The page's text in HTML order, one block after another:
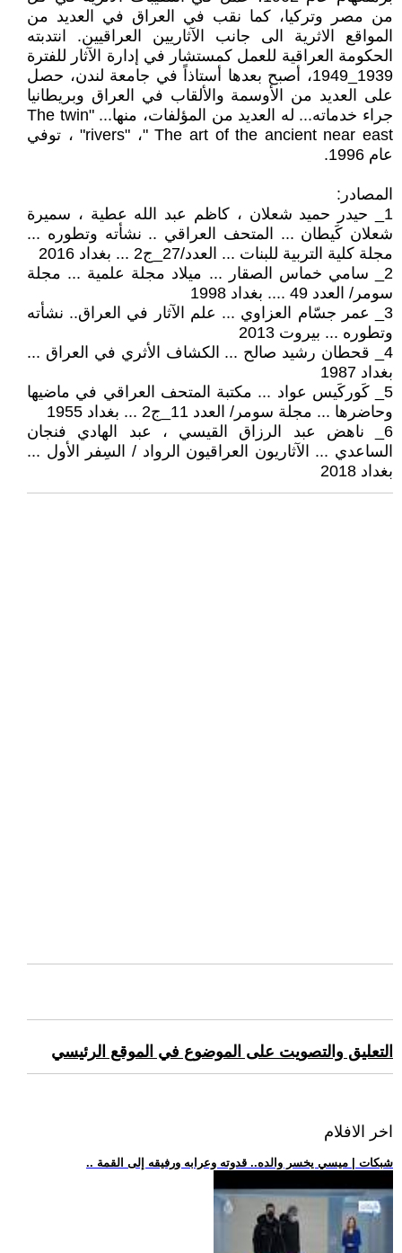
من مصر وتركيا، كما نقب في العراق في العديد من
المواقع الاثرية الى جانب الآثاريين العراقيين. انتدبته
الحكومة العراقية للعمل كمستشار في إدارة الآثار للفترة
1939_1949، أصبح بعدها أستاذاً في جامعة لندن، حصل
على العديد من الأوسمة والألقاب في العراق وبريطانيا
جراء خدماته... له العديد من المؤلفات، منها... "The twin
rivers" ،" The art of the ancient near east" ، توفي
عام 1996.
المصادر:
1_ حيدر حميد شعلان ، كاظم عبد الله عطية ، سميرة
شعلان كَيطان ... المتحف العراقي .. نشأته وتطوره ...
مجلة كلية التربية للبنات ... العدد/27_ج2 ... بغداد 2016
2_ سامي خماس الصقار ... ميلاد مجلة علمية ... مجلة
سومر/ العدد 49 .... بغداد 1998
3_ عمر جسّام العزاوي ... علم الآثار في العراق.. نشأته
وتطوره ... بيروت 2013
4_ قحطان رشيد صالح ... الكشاف الأثري في العراق ...
بغداد 1987
5_ كَوركَيس عواد ... مكتبة المتحف العراقي في ماضيها
وحاضرها ... مجلة سومر/ العدد 11_ج2 ... بغداد 1955
6_ ناهض عبد الرزاق القيسي ، عبد الهادي فنجان
الساعدي ... الآثاريون العراقيون الرواد / السِفر الأول ...
بغداد 2018
التعليق والتصويت على الموضوع في الموقع الرئيسي
اخر الافلام
.. شبكات | ميسي يخسر والده.. قدوته وعرابه ورفيقه إلى القمة